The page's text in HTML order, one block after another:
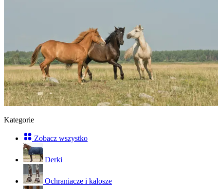
Kategorie
Zobacz wszystko
Derki
Ochraniacze i kalosze